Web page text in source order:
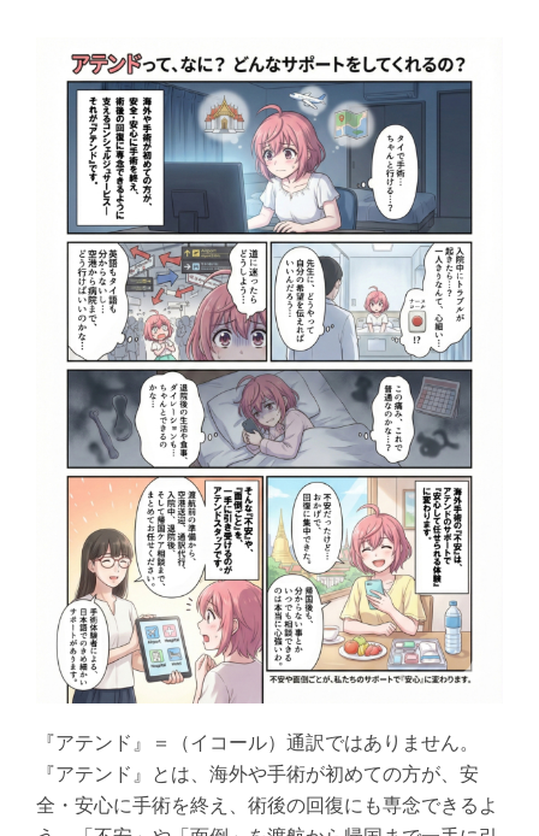
『アテンド』＝（イコール）通訳ではありません。
『アテンド』とは、海外や手術が初めての方が、安
全・安心に手術を終え、術後の回復にも専念できるよ